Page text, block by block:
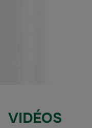
VIDÉOS